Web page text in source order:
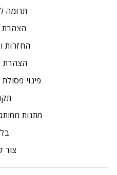
תרומה
הצהרת
החזרות
הצהרת
פינוי
מתנות
צור